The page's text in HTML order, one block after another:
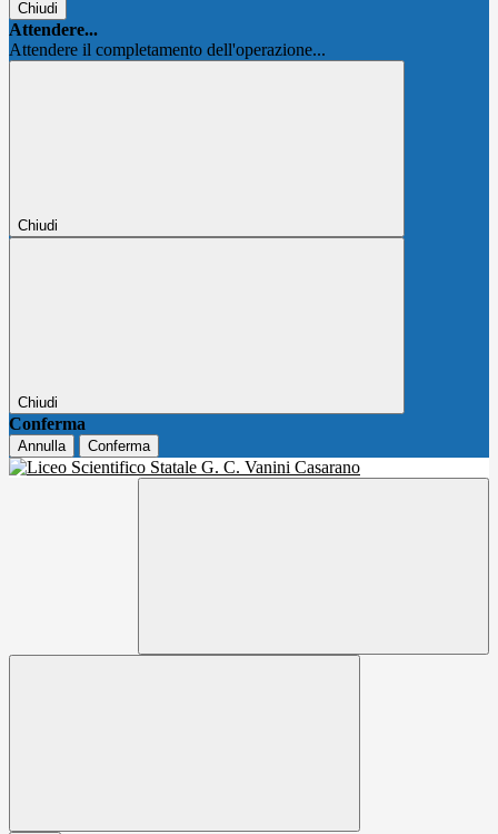
Chiudi
Attendere...
Attendere il completamento dell'operazione...
Chiudi
Chiudi
Conferma
Annulla Conferma